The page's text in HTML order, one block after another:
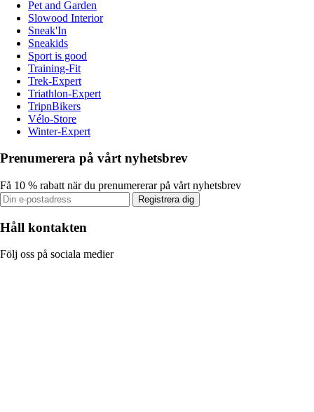
Pet and Garden
Slowood Interior
Sneak'In
Sneakids
Sport is good
Training-Fit
Trek-Expert
Triathlon-Expert
TripnBikers
Vélo-Store
Winter-Expert
Prenumerera på vårt nyhetsbrev
Få 10 % rabatt när du prenumererar på vårt nyhetsbrev
Registrera dig
Håll kontakten
Följ oss på sociala medier